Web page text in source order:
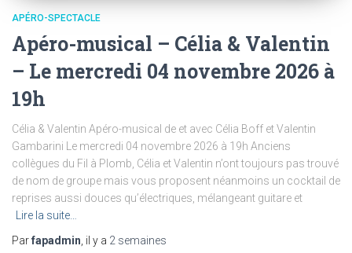
APÉRO-SPECTACLE
Apéro-musical – Célia & Valentin
– Le mercredi 04 novembre 2026 à
19h
Célia & Valentin Apéro-musical de et avec Célia Boff et Valentin
Gambarini Le mercredi 04 novembre 2026 à 19h Anciens
collègues du Fil à Plomb, Célia et Valentin n’ont toujours pas trouvé
de nom de groupe mais vous proposent néanmoins un cocktail de
reprises aussi douces qu’électriques, mélangeant guitare et
Lire la suite…
Parfapadmin, il y a 2 semaines